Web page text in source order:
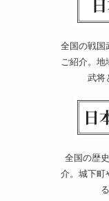
全国の戦国
ご紹介。
武将
全国の歴
介。城下町